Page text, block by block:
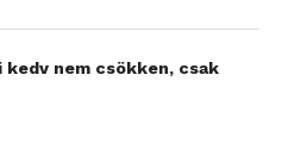
kedv nem csökken, csak